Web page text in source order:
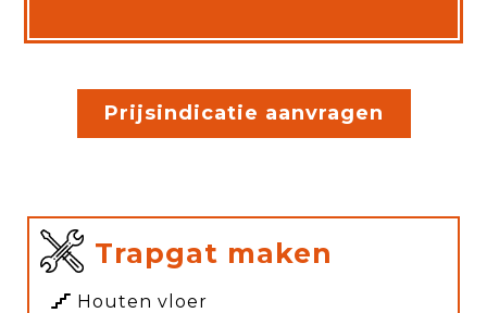
Prijsindicatie aanvragen
Trapgat maken
Houten vloer